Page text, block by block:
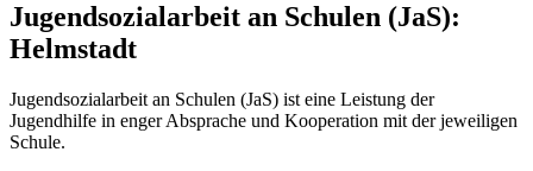
Jugendsozialarbeit an Schulen (JaS):
Helmstadt
Jugendsozialarbeit an Schulen (JaS) ist eine Leistung der
Jugendhilfe in enger Absprache und Kooperation mit der jeweiligen
Schule.